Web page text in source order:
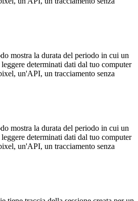
mostra la durata del periodo in cui un
determinati dati dal tuo computer
un'API, un tracciamento senza
mostra la durata del periodo in cui un
determinati dati dal tuo computer
un'API, un tracciamento senza